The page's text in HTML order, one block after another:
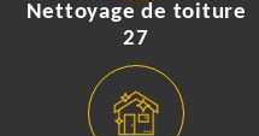
Nettoyage de toiture
27